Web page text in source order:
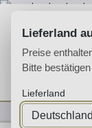
Lieferland
Preise
Bitte
Lieferland